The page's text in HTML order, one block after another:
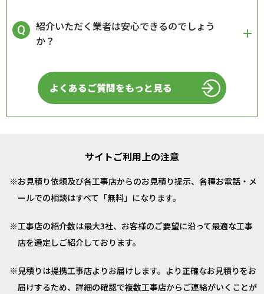
紹介いただく業者は安心できるのでしょう
か？
よくあるご質問をもっと見る
サイトご利用上の注意
お見積り依頼及び各工事店からのお見積り提示、各種お電話・メ
ールでの相談はすべて「無料」になります。
工事店の紹介数は最大3社、お客様のご要望に沿って最適な工事
店を選定しご紹介しております。
見積りは提携工事店よりお届けします。より正確なお見積りをお
届けするため、詳細の確認で複数工事店からご連絡がいくことが